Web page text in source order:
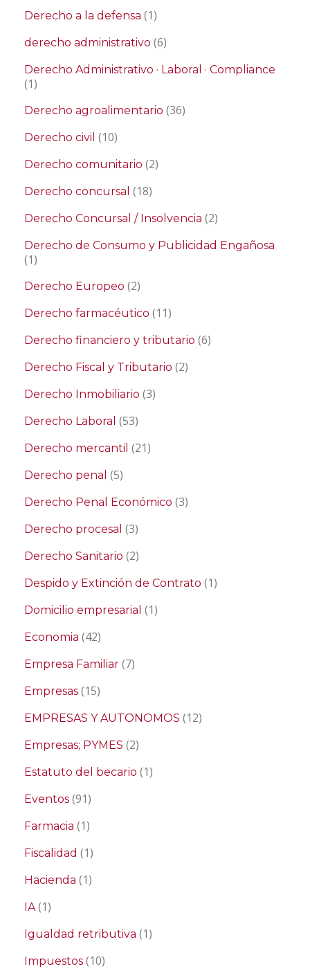
Derecho a la defensa (1)
derecho administrativo (6)
Derecho Administrativo · Laboral · Compliance
(1)
Derecho agroalimentario (36)
Derecho civil (10)
Derecho comunitario (2)
Derecho concursal (18)
Derecho Concursal / Insolvencia (2)
Derecho de Consumo y Publicidad Engañosa
(1)
Derecho Europeo (2)
Derecho farmacéutico (11)
Derecho financiero y tributario (6)
Derecho Fiscal y Tributario (2)
Derecho Inmobiliario (3)
Derecho Laboral (53)
Derecho mercantil (21)
Derecho penal (5)
Derecho Penal Económico (3)
Derecho procesal (3)
Derecho Sanitario (2)
Despido y Extinción de Contrato (1)
Domicilio empresarial (1)
Economia (42)
Empresa Familiar (7)
Empresas (15)
EMPRESAS Y AUTONOMOS (12)
Empresas; PYMES (2)
Estatuto del becario (1)
Eventos (91)
Farmacia (1)
Fiscalidad (1)
Hacienda (1)
IA(1)
Igualdad retributiva (1)
Impuestos (10)